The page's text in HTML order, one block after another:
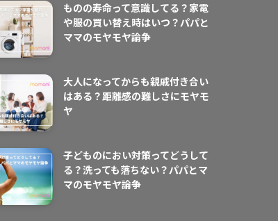
ものの寿命って意識してる？家電
や服の買い替え時はいつ？パパと
ママのモヤモヤ論争
大人になってからも親戚付き合い
はある？距離感の難しさにモヤモ
ヤ
子どものにおい対策ってどうして
る？洗っても落ちない？パパとマ
マのモヤモヤ論争